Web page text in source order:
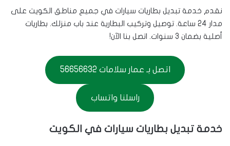
نقدم خدمة تبديل بطاريات سيارات في جميع مناطق الكويت على
مدار 24 ساعة. توصيل وتركيب البطارية عند باب منزلك. بطاريات
أصلية بضمان 3 سنوات. اتصل بنا الآن!
اتصل بـ عمار سلامات 56656632
راسلنا واتساب
خدمة تبديل بطاريات سيارات في الكويت